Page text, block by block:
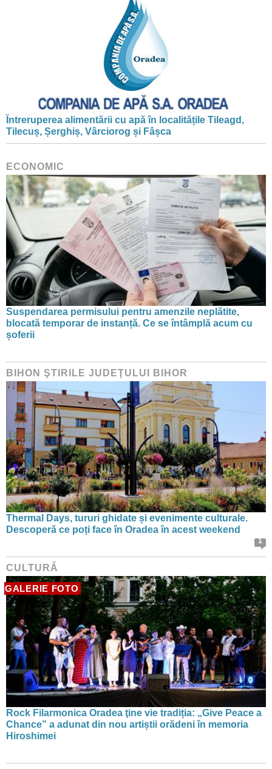
Întreruperea alimentării cu apă în localitățile Tileagd,
Tilecuș, Șerghiș, Vârciorog și Fâșca
ECONOMIC
Suspendarea permisului pentru amenzile neplătite,
blocată temporar de instanță. Ce se întâmplă acum cu
șoferii
BIHON ŞTIRILE JUDEŢULUI BIHOR
Thermal Days, tururi ghidate și evenimente culturale.
Descoperă ce poți face în Oradea în acest weekend
1
CULTURĂ
GALERIE FOTO
Rock Filarmonica Oradea ţine vie tradiția: „Give Peace a
Chance” a adunat din nou artiștii orădeni în memoria
Hiroshimei